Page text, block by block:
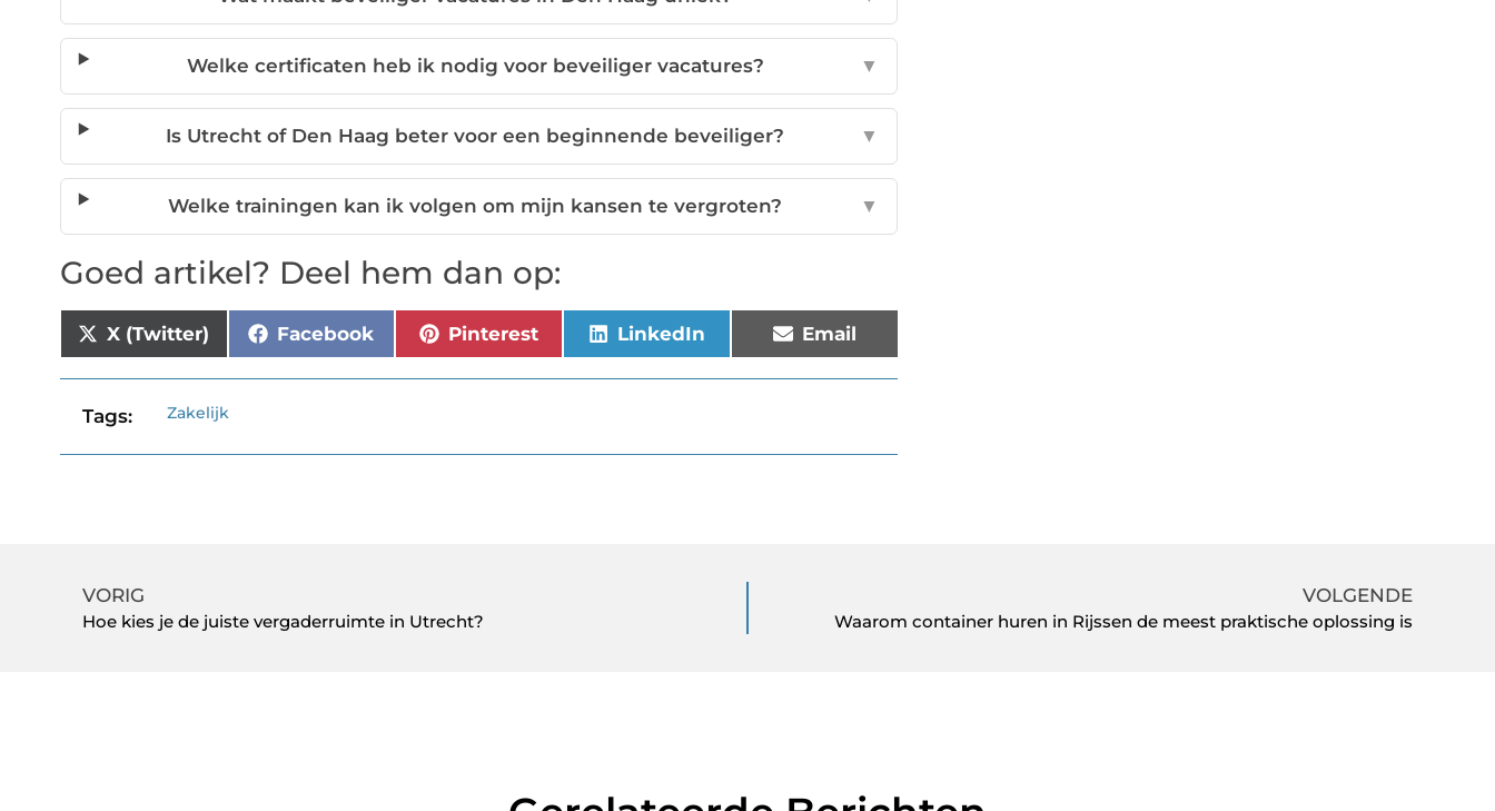
Welke certificaten heb ik nodig voor beveiliger vacatures? ▼
Is Utrecht of Den Haag beter voor een beginnende beveiliger? ▼
Welke trainingen kan ik volgen om mijn kansen te vergroten? ▼
Goed artikel? Deel hem dan op:
X (Twitter) Facebook Pinterest LinkedIn Email
Tags: Zakelijk
VORIG
Hoe kies je de juiste vergaderruimte in Utrecht?
VOLGENDE
Waarom container huren in Rijssen de meest praktische oplossing is